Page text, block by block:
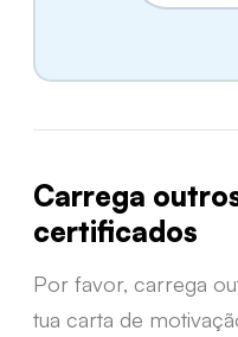
Carrega
certificados
Por favor, carrega
tua carta de